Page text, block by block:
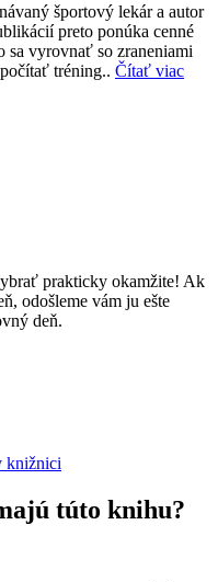
športový lekár a autor
preto ponúka cenné
sa vyrovnať so zraneniami
tréning.. Čítať viac
prakticky okamžite! Ak
odošleme vám ju ešte
deň.
knižnici
túto knihu?